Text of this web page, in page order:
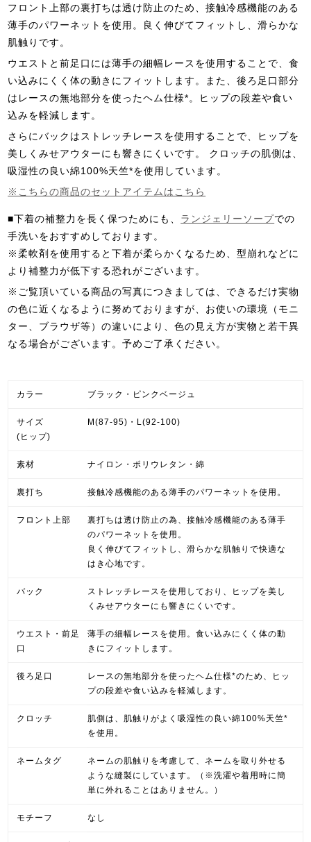
フロント上部の裏打ちは透け防止のため、接触冷感機能のある
薄手のパワーネットを使用。良く伸びてフィットし、滑らかな
肌触りです。
ウエストと前足口には薄手の細幅レースを使用することで、食
い込みにくく体の動きにフィットします。また、後ろ足口部分
はレースの無地部分を使ったヘム仕様*。ヒップの段差や食い
込みを軽減します。
さらにバックはストレッチレースを使用することで、ヒップを
美しくみせアウターにも響きにくいです。 クロッチの肌側は、
吸湿性の良い綿100%天竺*を使用しています。
※こちらの商品のセットアイテムはこちら
■下着の補整力を長く保つためにも、 ランジェリーソープでの
手洗いをおすすめしております。
※柔軟剤を使用すると下着が柔らかくなるため、型崩れなどに
より補整力が低下する恐れがございます。
※ご覧頂いている商品の写真につきましては、できるだけ実物
の色に近くなるように努めておりますが、お使いの環境（モニ
ター、ブラウザ等）の違いにより、色の見え方が実物と若干異
なる場合がございます。予めご了承ください。
カラー ブラック・ピンクベージュ
サイズ
(ヒップ)
M(87-95)・L(92-100)
素材 ナイロン・ポリウレタン・綿
裏打ち 接触冷感機能のある薄手のパワーネットを使用。
フロント上部
裏打ちは透け防止の為、接触冷感機能のある薄手
のパワーネットを使用。
良く伸びてフィットし、滑らかな肌触りで快適な
はき心地です。
バック
ストレッチレースを使用しており、ヒップを美し
くみせアウターにも響きにくいです。
ウエスト・前足
口
薄手の細幅レースを使用。食い込みにくく体の動
きにフィットします。
後ろ足口
レースの無地部分を使ったヘム仕様*のため、ヒッ
プの段差や食い込みを軽減します。
クロッチ
肌側は、肌触りがよく吸湿性の良い綿100%天竺*
を使用。
ネームタグ
ネームの肌触りを考慮して、ネームを取り外せる
ような縫製にしています。（※洗濯や着用時に簡
単に外れることはありません。）
モチーフ なし